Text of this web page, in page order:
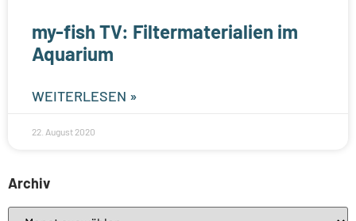
my-fish TV: Filtermaterialien im
Aquarium
WEITERLESEN »
22. August 2020
Archiv